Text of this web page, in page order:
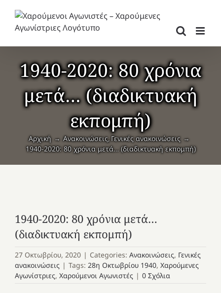
περιεχόμενο
1940-2020: 80 χρόνια
μετά… (διαδικτυακή
εκπομπή)
Αρχική Ανακοινώσεις Γενικές ανακοινώσεις
1940-2020: 80 χρόνια μετά… (διαδικτυακή εκπομπή)
1940-2020: 80 χρόνια μετά…
(διαδικτυακή εκπομπή)
27 Οκτωβρίου, 2020 | Categories: Ανακοινώσεις, Γενικές
ανακοινώσεις | Tags: 28η Οκτωβρίου 1940, Χαρούμενες
Αγωνίστριες, Χαρούμενοι Αγωνιστές | 0 Σχόλια